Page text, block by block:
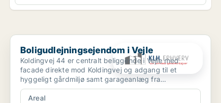
Boligudlejningsejendom i Vejle
Boligudlejningsejendom i Vejle
Koldingvej 44 er centralt beliggende i Vejle med
facade direkte mod Koldingvej og adgang til et
hyggeligt gårdmiljø samt garageanlæg fra
Bleggaardsgade. Ejen...
Areal